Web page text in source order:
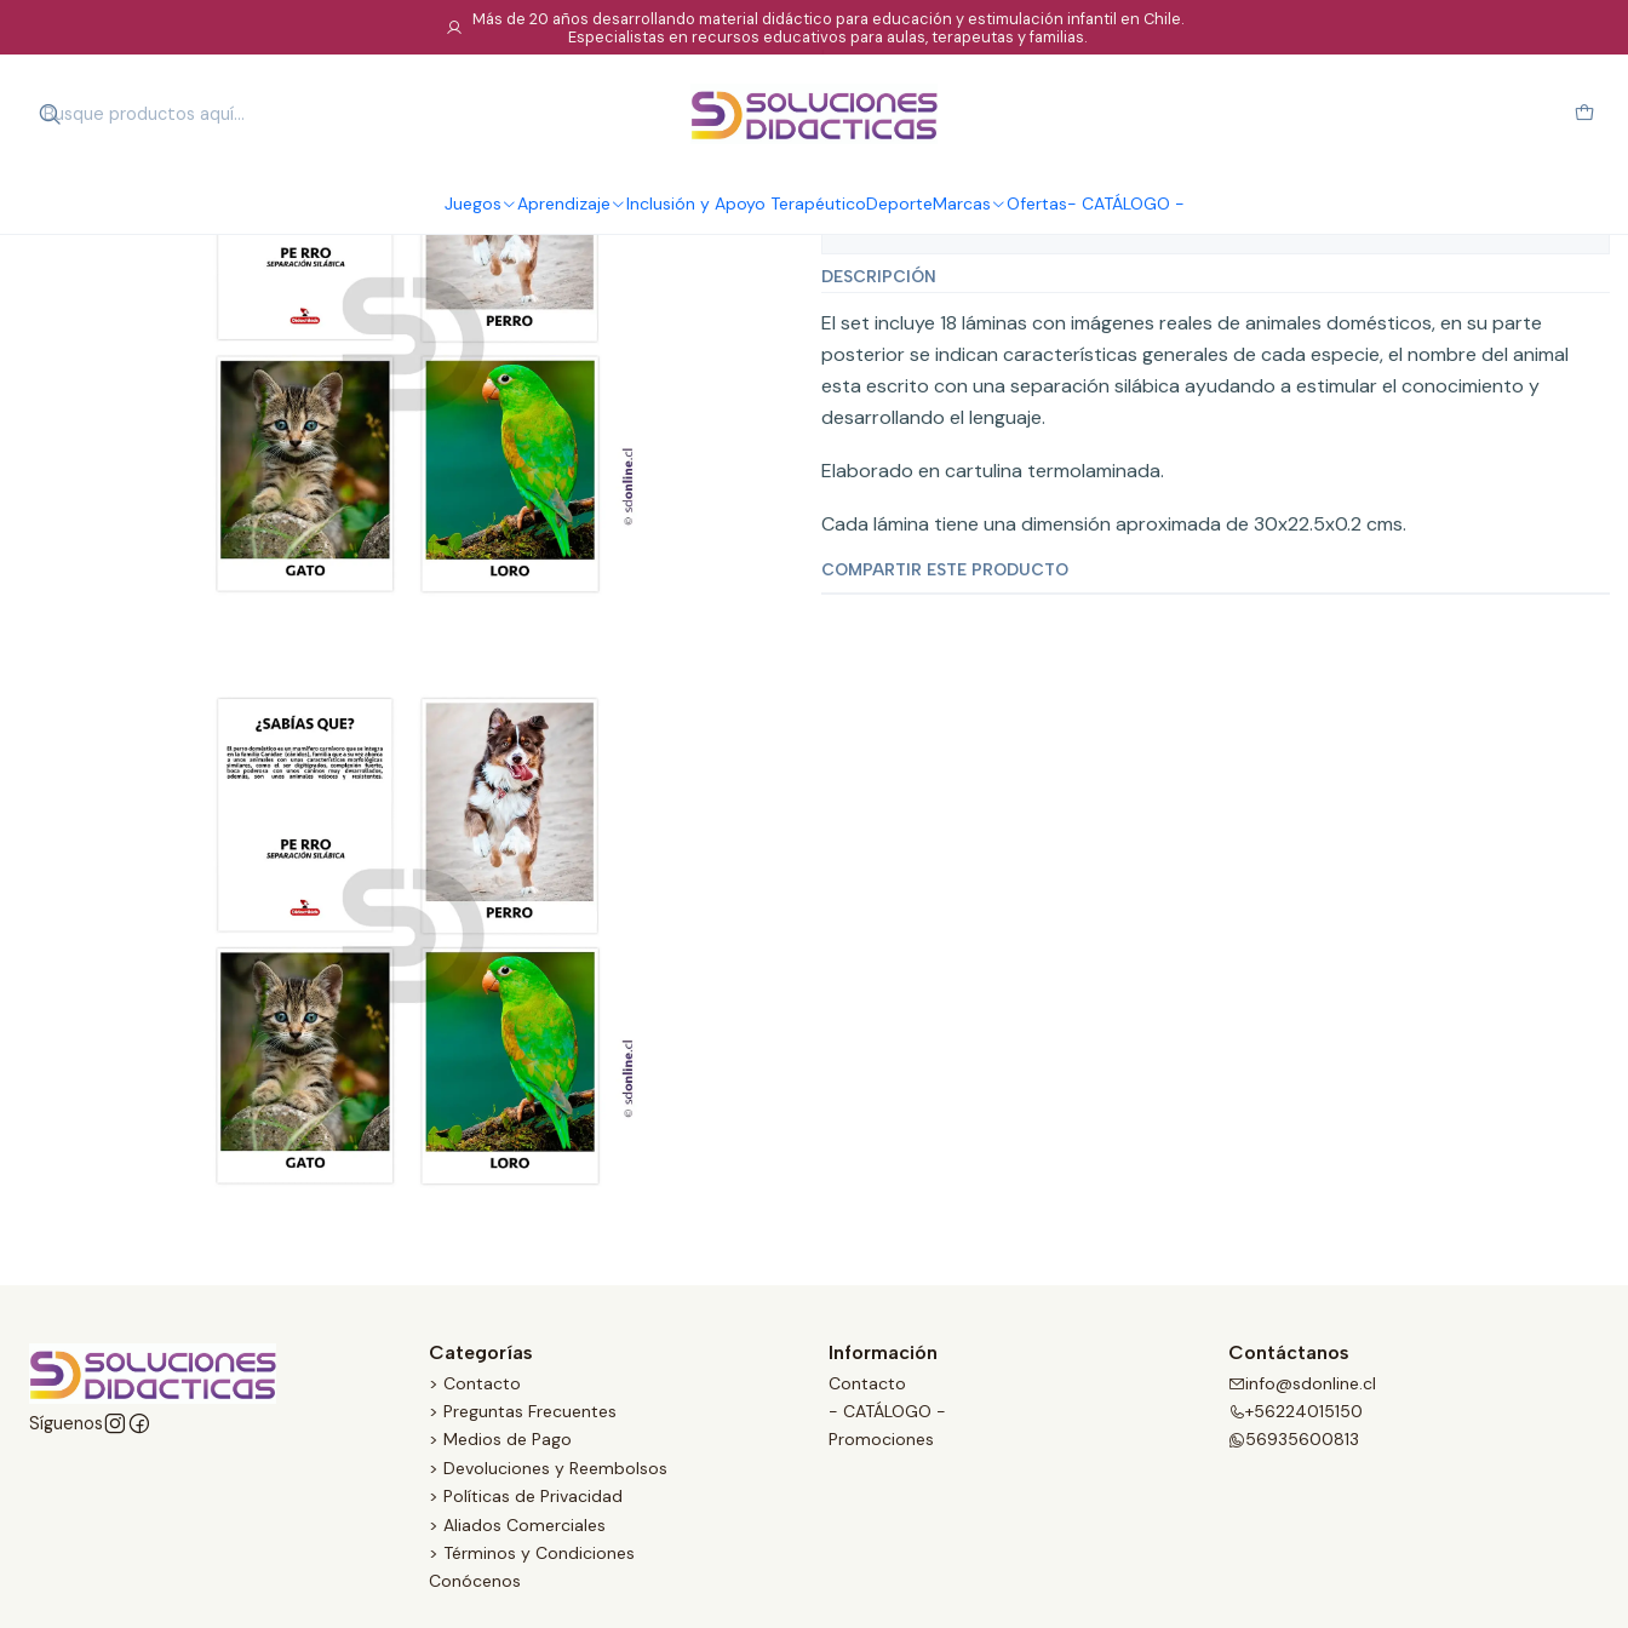
Juegos Aprendizaje Inclusión y Apoyo TerapéuticoDeporteMarcas Ofertas- CATÁLOGO -
Más de 20 años desarrollando material didáctico para educación y estimulación infantil en Chile.
Especialistas en recursos educativos para aulas, terapeutas y familias.
|
Set de 18 láminas animales domésticos
DESCRIPCIÓN
El set incluye 18 láminas con imágenes reales de animales domésticos, en su parte
posterior se indican características generales de cada especie, el nombre del animal
esta escrito con una separación silábica ayudando a estimular el conocimiento y
desarrollando el lenguaje.
Elaborado en cartulina termolaminada.
Cada lámina tiene una dimensión aproximada de 30x22.5x0.2 cms.
COMPARTIR ESTE PRODUCTO
Síguenos
Categorías
> Contacto
> Preguntas Frecuentes
> Medios de Pago
> Devoluciones y Reembolsos
> Políticas de Privacidad
> Aliados Comerciales
> Términos y Condiciones
Conócenos
Información
Contacto
- CATÁLOGO -
Promociones
Contáctanos
info@sdonline.cl
+56224015150
56935600813